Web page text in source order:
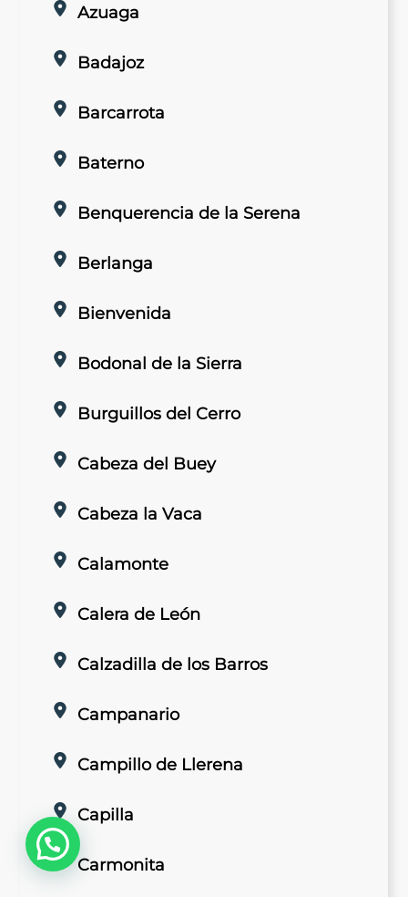
Azuaga
Badajoz
Barcarrota
Baterno
Benquerencia de la Serena
Berlanga
Bienvenida
Bodonal de la Sierra
Burguillos del Cerro
Cabeza del Buey
Cabeza la Vaca
Calamonte
Calera de León
Calzadilla de los Barros
Campanario
Campillo de Llerena
Capilla
Carmonita